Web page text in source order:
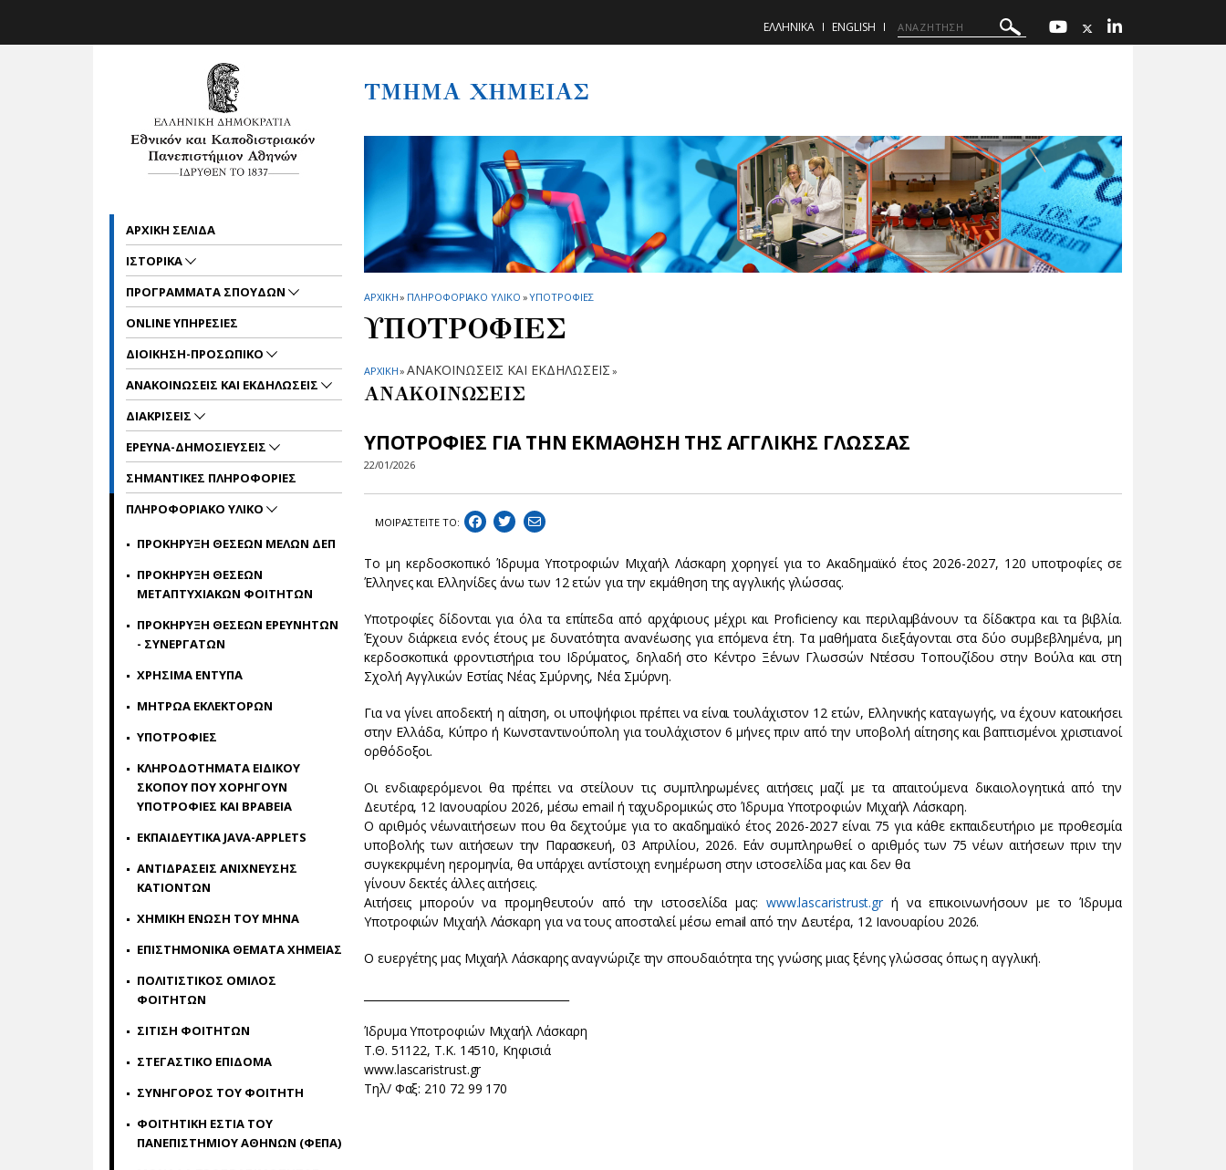
ΕΛΛΗΝΙΚΑ ENGLISH
ΤΜΗΜΑ ΧΗΜΕΙΑΣ
ΑΡΧΙΚΗ» ΠΛΗΡΟΦΟΡΙΑΚΟ ΥΛΙΚΟ »ΥΠΟΤΡΟΦΙΕΣ
ΥΠΟΤΡΟΦΙΕΣ
ΑΡΧΙΚΗ» ΑΝΑΚΟΙΝΩΣΕΙΣ ΚΑΙ ΕΚΔΗΛΩΣΕΙΣ »
ΑΝΑΚΟΙΝΩΣΕΙΣ
ΥΠΟΤΡΟΦΙΕΣ ΓΙΑ ΤΗΝ ΕΚΜΑΘΗΣΗ ΤΗΣ ΑΓΓΛΙΚΗΣ ΓΛΩΣΣΑΣ
22/01/2026
ΜΟΙΡΑΣΤEIΤΕ ΤΟ:
Το μη κερδοσκοπικό Ίδρυμα Υποτροφιών Μιχαήλ Λάσκαρη χορηγεί για το Ακαδημαϊκό έτος 2026-2027, 120 υποτροφίες σε
Έλληνες και Ελληνίδες άνω των 12 ετών για την εκμάθηση της αγγλικής γλώσσας.
Υποτροφίες δίδονται για όλα τα επίπεδα από αρχάριους μέχρι και Proficiency και περιλαμβάνουν τα δίδακτρα και τα βιβλία.
Έχουν διάρκεια ενός έτους με δυνατότητα ανανέωσης για επόμενα έτη. Τα μαθήματα διεξάγονται στα δύο συμβεβλημένα, μη
κερδοσκοπικά φροντιστήρια του Ιδρύματος, δηλαδή στο Κέντρο Ξένων Γλωσσών Ντέσσυ Τοπουζίδου στην Βούλα και στη
Σχολή Αγγλικών Εστίας Νέας Σμύρνης, Νέα Σμύρνη.
Για να γίνει αποδεκτή η αίτηση, οι υποψήφιοι πρέπει να είναι τουλάχιστον 12 ετών, Ελληνικής καταγωγής, να έχουν κατοικήσει
στην Ελλάδα, Κύπρο ή Κωνσταντινούπολη για τουλάχιστον 6 μήνες πριν από την υποβολή αίτησης και βαπτισμένοι χριστιανοί
ορθόδοξοι.
Οι ενδιαφερόμενοι θα πρέπει να στείλουν τις συμπληρωμένες αιτήσεις μαζί με τα απαιτούμενα δικαιολογητικά από την
Δευτέρα, 12 Ιανουαρίου 2026, μέσω email ή ταχυδρομικώς στο Ίδρυμα Υποτροφιών Μιχαήλ Λάσκαρη.
Ο αριθμός νέωναιτήσεων που θα δεχτούμε για το ακαδημαϊκό έτος 2026-2027 είναι 75 για κάθε εκπαιδευτήριο με προθεσμία
υποβολής των αιτήσεων την Παρασκευή, 03 Απριλίου, 2026. Εάν συμπληρωθεί ο αριθμός των 75 νέων αιτήσεων πριν την
συγκεκριμένη ηερομηνία, θα υπάρχει αντίστοιχη ενημέρωση στην ιστοσελίδα μας και δεν θα
γίνουν δεκτές άλλες αιτήσεις.
Αιτήσεις μπορούν να προμηθευτούν από την ιστοσελίδα μας: www.lascaristrust.gr ή να επικοινωνήσουν με το Ίδρυμα
Υποτροφιών Μιχαήλ Λάσκαρη για να τους αποσταλεί μέσω email από την Δευτέρα, 12 Ιανουαρίου 2026.
Ο ευεργέτης μας Μιχαήλ Λάσκαρης αναγνώριζε την σπουδαιότητα της γνώσης μιας ξένης γλώσσας όπως η αγγλική.
Ίδρυμα Υποτροφιών Μιχαήλ Λάσκαρη
Τ.Θ. 51122, Τ.Κ. 14510, Κηφισιά
www.lascaristrust.gr
Τηλ/ Φαξ: 210 72 99 170
ΑΡΧΙΚΗ ΣΕΛΙΔΑ
ΙΣΤΟΡΙΚΑ
ΠΡΟΓΡΑΜΜΑΤΑ ΣΠΟΥΔΩΝ
ONLINE ΥΠΗΡΕΣΙΕΣ
ΔΙΟΙΚΗΣΗ-ΠΡΟΣΩΠΙΚΟ
ΑΝΑΚΟΙΝΩΣΕΙΣ ΚΑΙ ΕΚΔΗΛΩΣΕΙΣ
ΔΙΑΚΡΙΣΕΙΣ
ΕΡΕΥΝΑ-ΔΗΜΟΣΙΕΥΣΕΙΣ
ΣΗΜΑΝΤΙΚΕΣ ΠΛΗΡΟΦΟΡΙΕΣ
ΠΛΗΡΟΦΟΡΙΑΚΟ ΥΛΙΚΟ
ΠΡΟΚΗΡΥΞΗ ΘΕΣΕΩΝ ΜΕΛΩΝ ΔΕΠ
ΠΡΟΚΗΡΥΞΗ ΘΕΣΕΩΝ
ΜΕΤΑΠΤΥΧΙΑΚΩΝ ΦΟΙΤΗΤΩΝ
ΠΡΟΚΗΡΥΞΗ ΘΕΣΕΩΝ ΕΡΕΥΝΗΤΩΝ
- ΣΥΝΕΡΓΑΤΩΝ
ΧΡΗΣΙΜΑ ΕΝΤΥΠΑ
ΜΗΤΡΩΑ ΕΚΛΕΚΤΟΡΩΝ
ΥΠΟΤΡΟΦΙΕΣ
ΚΛΗΡΟΔΟΤΗΜΑΤΑ ΕΙΔΙΚΟΥ
ΣΚΟΠΟΥ ΠΟΥ ΧΟΡΗΓΟΥΝ
ΥΠΟΤΡΟΦΙΕΣ ΚΑΙ ΒΡΑΒΕΙΑ
ΕΚΠΑΙΔΕΥΤΙΚΑ JAVA-APPLETS
ΑΝΤΙΔΡΑΣΕΙΣ ΑΝΙΧΝΕΥΣΗΣ
ΚΑΤΙΟΝΤΩΝ
ΧΗΜΙΚΗ ΕΝΩΣΗ ΤΟΥ ΜΗΝΑ
ΕΠΙΣΤΗΜΟΝΙΚΑ ΘΕΜΑΤΑ ΧΗΜΕΙΑΣ
ΠΟΛΙΤΙΣΤΙΚΟΣ ΟΜΙΛΟΣ
ΦΟΙΤΗΤΩΝ
ΣΙΤΙΣΗ ΦΟΙΤΗΤΩΝ
ΣΤΕΓΑΣΤΙΚΟ ΕΠΙΔΟΜΑ
ΣΥΝΗΓΟΡΟΣ ΤΟΥ ΦΟΙΤΗΤΗ
ΦΟΙΤΗΤΙΚΗ ΕΣΤΙΑ ΤΟΥ
ΠΑΝΕΠΙΣΤΗΜΙΟΥ ΑΘΗΝΩΝ (ΦΕΠΑ)